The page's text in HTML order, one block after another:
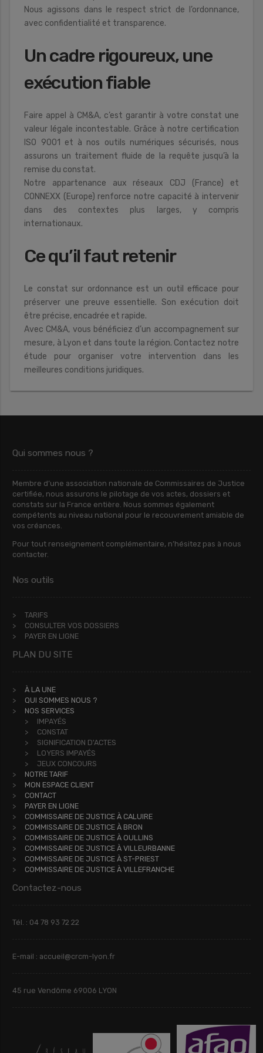
Nous agissons dans le respect strict de l’ordonnance,
avec confidentialité et transparence.
Un cadre rigoureux, une
exécution fiable
Faire appel à CM&A, c’est garantir à votre constat une
valeur légale incontestable. Grâce à notre certification
ISO 9001 et à nos outils numériques sécurisés, nous
assurons un traitement fluide de la requête jusqu’à la
remise du constat.
Notre appartenance aux réseaux CDJ (France) et
CONNEXX (Europe) renforce notre capacité à intervenir
dans des contextes plus larges, y compris
internationaux.
Ce qu’il faut retenir
Le constat sur ordonnance est un outil efficace pour
préserver une preuve essentielle. Son exécution doit
être précise, encadrée et rapide.
Avec CM&A, vous bénéficiez d’un accompagnement sur
mesure, à Lyon et dans toute la région. Contactez notre
étude pour organiser votre intervention dans les
meilleures conditions juridiques.
Qui sommes nous ?
Membre d’une association nationale de Commissaires de Justice
certifiée, nous assurons le pilotage de vos actes, dossiers et
constats sur la France entière. Nous sommes également
compétents au niveau national pour le recouvrement amiable de
vos créances.
Pour tout renseignement complémentaire, n’hésitez pas à nous
contacter.
Nos outils
TARIFS
CONSULTER VOS DOSSIERS
PAYER EN LIGNE
PLAN DU SITE
À LA UNE
QUI SOMMES NOUS ?
NOS SERVICES
IMPAYÉS
CONSTAT
SIGNIFICATION D'ACTES
LOYERS IMPAYÉS
JEUX CONCOURS
NOTRE TARIF
MON ESPACE CLIENT
CONTACT
PAYER EN LIGNE
COMMISSAIRE DE JUSTICE À CALUIRE
COMMISSAIRE DE JUSTICE À BRON
COMMISSAIRE DE JUSTICE À OULLINS
COMMISSAIRE DE JUSTICE À VILLEURBANNE
COMMISSAIRE DE JUSTICE À ST-PRIEST
COMMISSAIRE DE JUSTICE À VILLEFRANCHE
Contactez-nous
Tél. : 04 78 93 72 22
E-mail : accueil@crcm-lyon.fr
45 rue Vendôme 69006 LYON